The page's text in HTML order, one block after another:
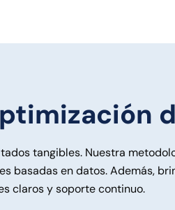
tangibles. Nuestra
basadas en datos. Además,
claros y soporte continuo.